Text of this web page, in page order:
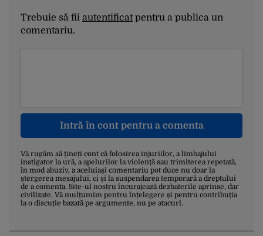
Trebuie să fii autentificatpentru a publica un
comentariu.
Intră în cont pentru a comenta
Vă rugăm să țineți cont că folosirea injuriilor, a limbajului
instigator la ură, a apelurilor la violență sau trimiterea repetată,
în mod abuziv, a aceluiași comentariu pot duce nu doar la
ștergerea mesajului, ci și la suspendarea temporară a dreptului
de a comenta. Site-ul nostru încurajează dezbaterile aprinse, dar
civilizate. Vă mulțumim pentru înțelegere și pentru contribuția
la o discuție bazată pe argumente, nu pe atacuri.